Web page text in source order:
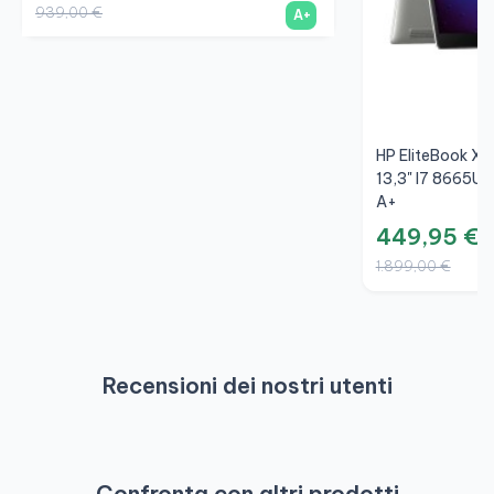
939,00 € A+
HP EliteBook
13,3" I7 8665U,
A+
449,95 €
1.899,00 €
Recensioni dei nostri utenti